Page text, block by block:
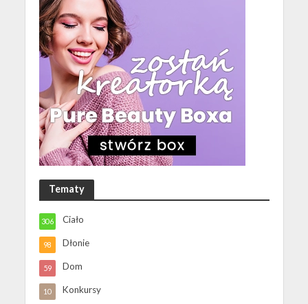
Tematy
Ciało
306
Dłonie
98
Dom
59
Konkursy
10